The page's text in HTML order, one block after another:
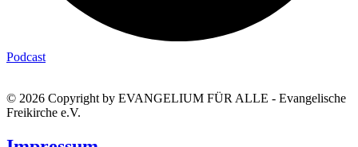
Podcast
© 2026 Copyright by EVANGELIUM FÜR ALLE - Evangelische
Freikirche e.V.